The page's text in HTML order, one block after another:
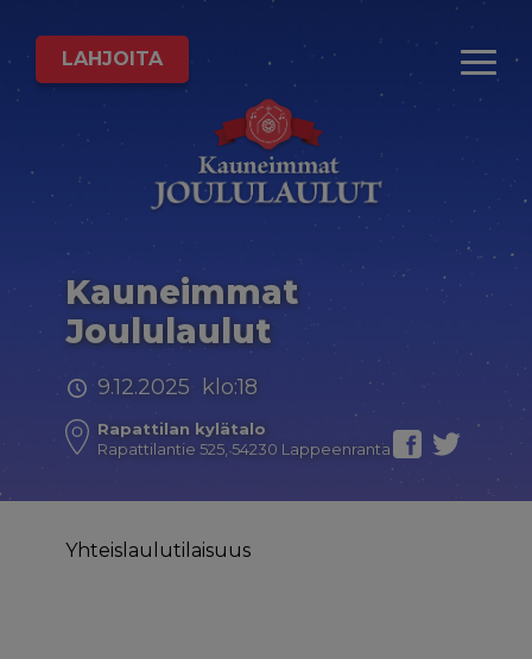
LAHJOITA
Kauneimmat
Joululaulut
9.12.2025 klo:18
Rapattilan kylätalo
Rapattilantie 525, 54230 Lappeenranta
Yhteislaulutilaisuus